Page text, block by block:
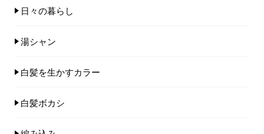
日々の暮らし
湯シャン
白髪を生かすカラー
白髪ボカシ